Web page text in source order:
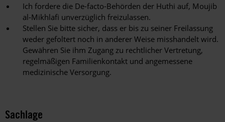
Ich fordere die De-facto-Behörden der Huthi auf, Moujib
al-Mikhlafi unverzüglich freizulassen.
Stellen Sie bitte sicher, dass er bis zu seiner Freilassung
weder gefoltert noch in anderer Weise misshandelt wird.
Gewähren Sie ihm Zugang zu rechtlicher Vertretung,
regelmäßigen Familienkontakt und angemessene
medizinische Versorgung.
Sachlage